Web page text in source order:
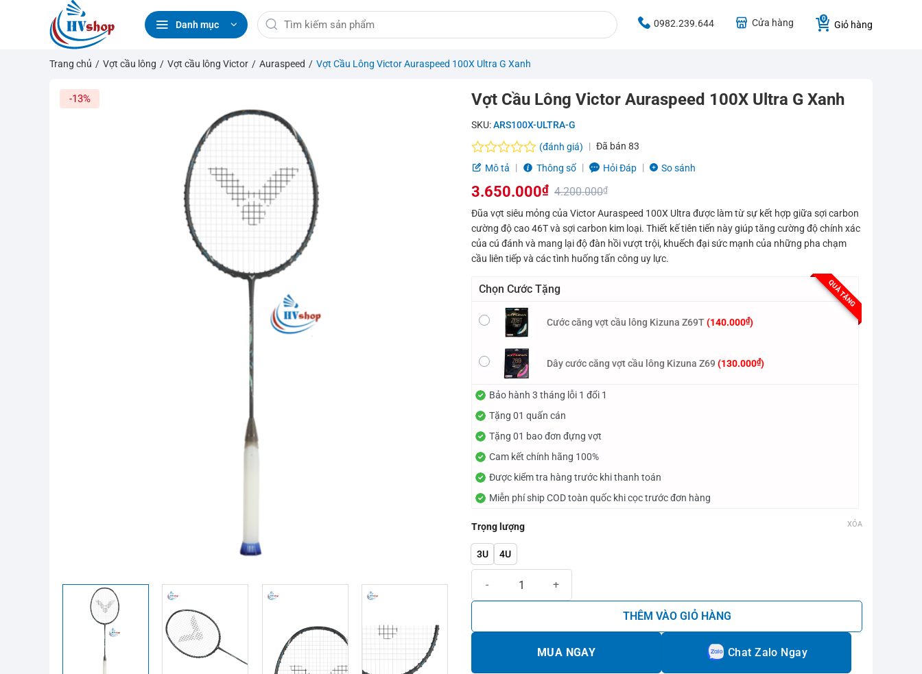
Danh mục
Tìm
kiếm:
0982.239.644 Cửa hàng Giỏ hàng
Trang chủ / Vợt cầu lông / Vợt cầu lông Victor / Auraspeed / Vợt Cầu Lông Victor Auraspeed 100X Ultra G Xanh
-13% Vợt Cầu Lông Victor Auraspeed 100X Ultra G Xanh
SKU:ARS100X-ULTRA-G
Được
hạng
5
sao
(đánh giá) Đã bán83
Mô tả
Thông số Hỏi Đáp So sánh
4.200.000₫
Giá
gốc
là:
4.200.000₫.
3.650.000₫
Giá
hiện
tại
là:
3.650.000₫.
Đũa vợt siêu mỏng của Victor Auraspeed 100X Ultra được làm từ sự kết hợp giữa sợi carbon
cường độ cao 46T và sợi carbon kim loại. Thiết kế tiên tiến này giúp tăng cường độ chính xác
của cú đánh và mang lại độ đàn hồi vượt trội, khuếch đại sức mạnh của những pha chạm
cầu liên tiếp và các tình huống tấn công uy lực.
QUÀ TẶNG
Chọn Cước Tặng
Cước căng vợt cầu lông Kizuna Z69T(140.000₫)
Dây cước căng vợt cầu lông Kizuna Z69 (130.000₫)
Bảo hành 3 tháng lỗi 1 đổi 1
Tặng 01 quấn cán
Tặng 01 bao đơn đựng vợt
Cam kết chính hãng 100%
Được kiểm tra hàng trước khi thanh toán
Miễn phí ship COD toàn quốc khi cọc trước đơn hàng
Trọng lượng
3U 4U
XÓA
THÊM VÀO GIỎ HÀNG
MUA NGAY Chat Zalo Ngay